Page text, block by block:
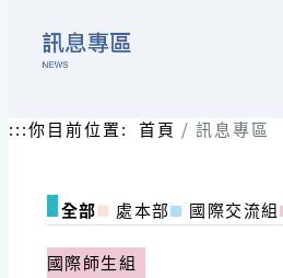
:::你目前位置: 首頁 訊息專區
全部 處本部 國際交流組
國際師生組